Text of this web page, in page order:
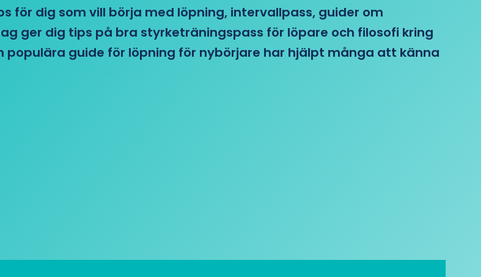
för dig som vill börja med löpning, intervallpass, guider om
ger dig tips på bra styrketräningspass för löpare och filosofi kring
populära guide för löpning för nybörjare har hjälpt många att känna